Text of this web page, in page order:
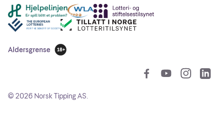
Andre lenker
Aldersgrense
18 år
© 2026 Norsk Tipping AS.